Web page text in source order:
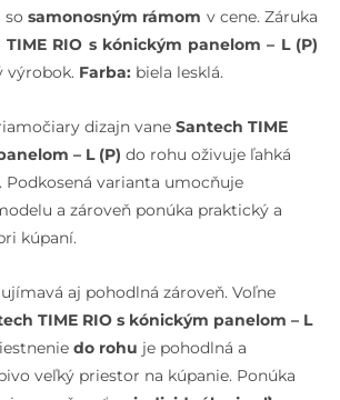
so samonosným rámom v cene. Záruka
TIME RIO s kónickým panelom – L (P)
výrobok. Farba: biela lesklá.
dizajn vane Santech TIME
– L (P) do rohu oživuje ľahká
Podkosená varianta umocňuje
a zároveň ponúka praktický a
kúpaní.
aj pohodlná zároveň. Voľne
TIME RIO s kónickým panelom – L
do rohu je pohodlná a
veľký priestor na kúpanie. Ponúka